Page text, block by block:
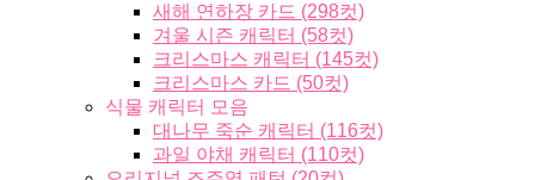
새해 연하장 카드 (298컷)
겨울 시즌 캐릭터 (58컷)
크리스마스 캐릭터 (145컷)
크리스마스 카드 (50컷)
식물 캐릭터 모음
대나무 죽순 캐릭터 (116컷)
과일 야채 캐릭터 (110컷)